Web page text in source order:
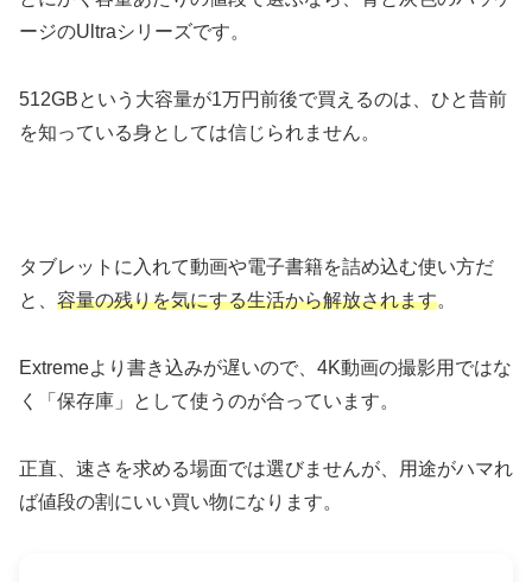
ージのUltraシリーズです。
512GBという大容量が1万円前後で買えるのは、ひと昔前
を知っている身としては信じられません。
タブレットに入れて動画や電子書籍を詰め込む使い方だ
と、 容量の残りを気にする生活から解放されます。
Extremeより書き込みが遅いので、4K動画の撮影用ではな
く「保存庫」として使うのが合っています。
正直、速さを求める場面では選びませんが、用途がハマれ
ば値段の割にいい買い物になります。